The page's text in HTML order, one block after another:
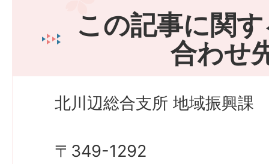
この記事に関
合わせ
北川辺総合支所 地域振興課
〒349-1292